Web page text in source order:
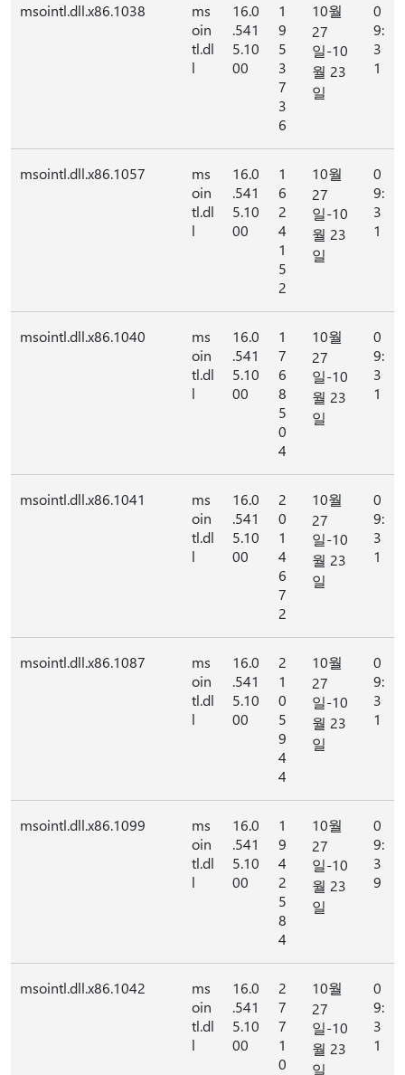
msointl.dll.x86.1038
ms
oin
tl.dl
l
16.0
.541
5.10
00
1
9
5
3
7
3
6
10월
27
일-10
월 23
일
0
9:
3
1
msointl.dll.x86.1057
ms
oin
tl.dl
l
16.0
.541
5.10
00
1
6
2
4
1
5
2
10월
27
일-10
월 23
일
0
9:
3
1
msointl.dll.x86.1040
ms
oin
tl.dl
l
16.0
.541
5.10
00
1
7
6
8
5
0
4
10월
27
일-10
월 23
일
0
9:
3
1
msointl.dll.x86.1041
ms
oin
tl.dl
l
16.0
.541
5.10
00
2
0
1
4
6
7
2
10월
27
일-10
월 23
일
0
9:
3
1
msointl.dll.x86.1087
ms
oin
tl.dl
l
16.0
.541
5.10
00
2
1
0
5
9
4
4
10월
27
일-10
월 23
일
0
9:
3
1
msointl.dll.x86.1099
ms
oin
tl.dl
l
16.0
.541
5.10
00
1
9
4
2
5
8
4
10월
27
일-10
월 23
일
0
9:
3
9
msointl.dll.x86.1042
ms
oin
tl.dl
l
16.0
.541
5.10
00
2
7
7
1
0
10월
27
일-10
월 23
일
0
9:
3
1